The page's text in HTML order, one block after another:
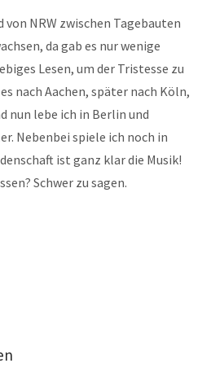
NRW zwischen Tagebauten
da gab es nur wenige
Lesen, um der Tristesse zu
nach Aachen, später nach Köln,
nun lebe ich in Berlin und
Nebenbei spiele ich noch in
ist ganz klar die Musik!
Schwer zu sagen.